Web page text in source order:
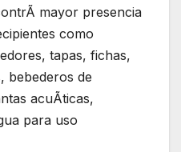
mayor presencia
como
tapas, fichas,
bebederos de
acuÃticas,
para uso